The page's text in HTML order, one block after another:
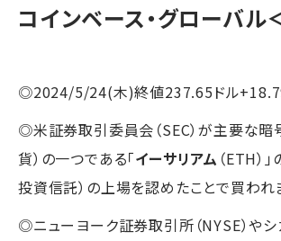
コインベース・グローバル
◎2024/5/24(木)終値237.65ドル
◎米証券取引委員会（SEC）が主要な暗
貨）の一つである「イーサリアム （ETH）」
投資信託）の上場を認めたことで買われ
◎ニューヨーク証券取引所（NYSE）やシ